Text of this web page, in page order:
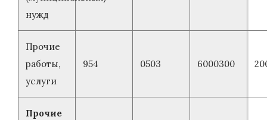
нужд
Прочие
работы,
услуги
954 0503 6000300
Прочие